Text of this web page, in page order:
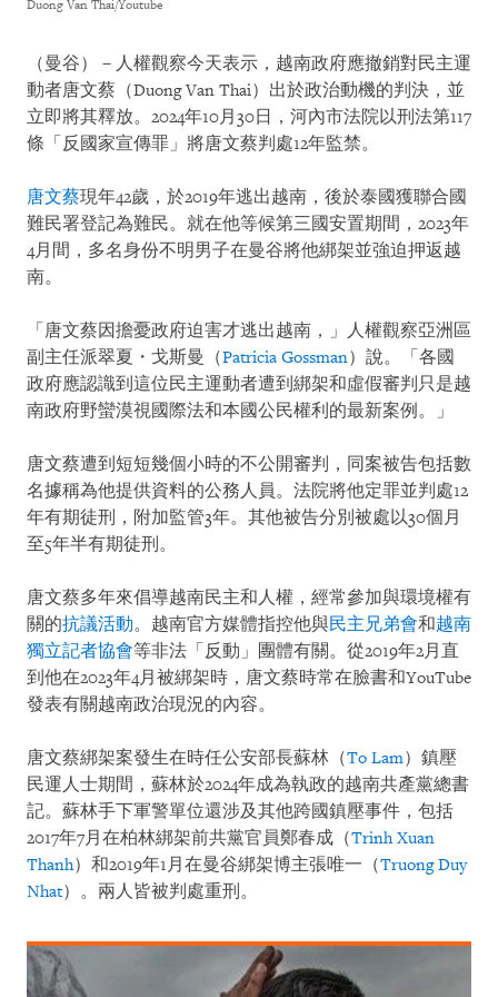
Duong Van Thai/Youtube
（曼谷）－人權觀察今天表示，越南政府應撤銷對民主運
動者唐文蔡（Duong Van Thai）出於政治動機的判決，並
立即將其釋放。2024年10月30日，河內市法院以刑法第117
條「反國家宣傳罪」將唐文蔡判處12年監禁。
唐文蔡現年42歲，於2019年逃出越南，後於泰國獲聯合國
難民署登記為難民。就在他等候第三國安置期間，2023年
4月間，多名身份不明男子在曼谷將他綁架並強迫押返越
南。
「唐文蔡因擔憂政府迫害才逃出越南，」人權觀察亞洲區
副主任派翠夏・戈斯曼（Patricia Gossman）說。「各國
政府應認識到這位民主運動者遭到綁架和虛假審判只是越
南政府野蠻漠視國際法和本國公民權利的最新案例。」
唐文蔡遭到短短幾個小時的不公開審判，同案被告包括數
名據稱為他提供資料的公務人員。法院將他定罪並判處12
年有期徒刑，附加監管3年。其他被告分別被處以30個月
至5年半有期徒刑。
唐文蔡多年來倡導越南民主和人權，經常參加與環境權有
關的抗議活動。越南官方媒體指控他與民主兄弟會和越南
獨立記者協會等非法「反動」團體有關。從2019年2月直
到他在2023年4月被綁架時，唐文蔡時常在臉書和YouTube
發表有關越南政治現況的內容。
唐文蔡綁架案發生在時任公安部長蘇林（To Lam）鎮壓
民運人士期間，蘇林於2024年成為執政的越南共產黨總書
記。蘇林手下軍警單位還涉及其他跨國鎮壓事件，包括
2017年7月在柏林綁架前共黨官員鄭春成（Trinh Xuan
Thanh）和2019年1月在曼谷綁架博主張唯一（Truong Duy
Nhat）。兩人皆被判處重刑。